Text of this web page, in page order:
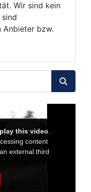
Wir sind kein
Anbieter bzw.